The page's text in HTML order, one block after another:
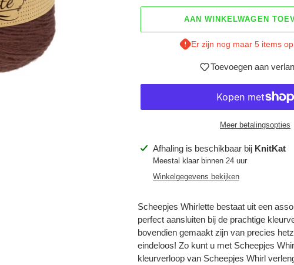
AAN WINKELWAGEN
Er zijn nog maar 5 items
Toevoegen aan
Meer betalingsopties
Product
toegevoegen
Afhaling is beschikbaar bij KnitKat
Meestal klaar binnen 24 uur
Winkelgegevens bekijken
Scheepjes Whirlette bestaat uit een
perfect aansluiten bij de prachtige
bovendien gemaakt zijn van precies
eindeloos! Zo kunt u met Scheepjes
kleurverloop van Scheepjes Whirl